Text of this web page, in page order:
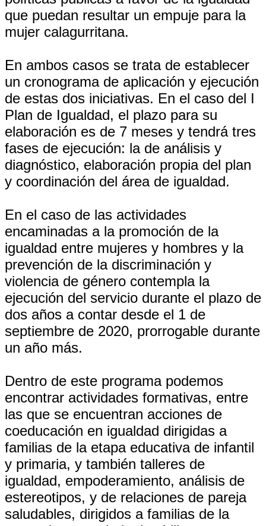
que puedan resultar un empuje para la
mujer calagurritana.
En ambos casos se trata de establecer
un cronograma de aplicación y ejecución
de estas dos iniciativas. En el caso del I
Plan de Igualdad, el plazo para su
elaboración es de 7 meses y tendrá tres
fases de ejecución: la de análisis y
diagnóstico, elaboración propia del plan
y coordinación del área de igualdad.
En el caso de las actividades
encaminadas a la promoción de la
igualdad entre mujeres y hombres y la
prevención de la discriminación y
violencia de género contempla la
ejecución del servicio durante el plazo de
dos años a contar desde el 1 de
septiembre de 2020, prorrogable durante
un año más.
Dentro de este programa podemos
encontrar actividades formativas, entre
las que se encuentran acciones de
coeducación en igualdad dirigidas a
familias de la etapa educativa de infantil
y primaria, y también talleres de
igualdad, empoderamiento, análisis de
estereotipos, y de relaciones de pareja
saludables, dirigidos a familias de la